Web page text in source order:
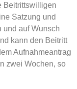
Beitrittswilligen
Satzung und
und auf Wunsch
kann den Beitritt
Aufnahmeantrag
zwei Wochen, so